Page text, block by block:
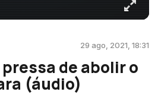
29 ago, 2021, 18:31
de abolir o
(áudio)